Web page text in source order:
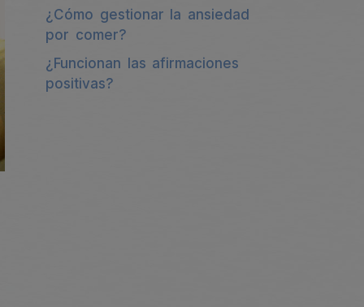
¿Cómo gestionar la ansiedad
por comer?
¿Funcionan las afirmaciones
positivas?